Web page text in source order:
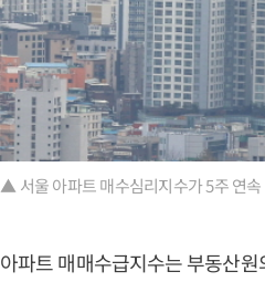
▲ 서울 아파트 매수심리지수가 5주 연
아파트 매매수급지수는 부동산